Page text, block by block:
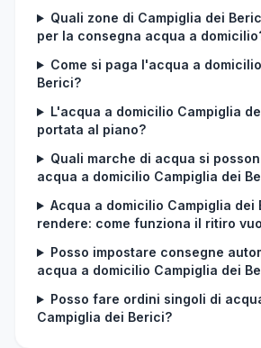
Quali zone di Campiglia dei
per la consegna acqua a
Come si paga l'acqua a
Berici?
L'acqua a domicilio Campiglia
portata al piano?
Quali marche di acqua si
acqua a domicilio Campiglia dei
Acqua a domicilio Campiglia dei
rendere: come funziona il ritiro
Posso impostare consegne
acqua a domicilio Campiglia dei
Posso fare ordini singoli di
Campiglia dei Berici?